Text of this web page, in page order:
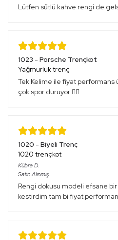
Lütfen sűtlü kahve rengi de
1023 - Porsche Trençkot
Yağmurluk trenç
Tek Kelime ile fiyat performans
çok spor duruyor 👍🏻
1020 - Biyeli Trenç
1020 trençkot
KübraD.
Satın Alınmış
Rengi dokusu modeli efsane bir
kestirdim tam bi fiyat performans